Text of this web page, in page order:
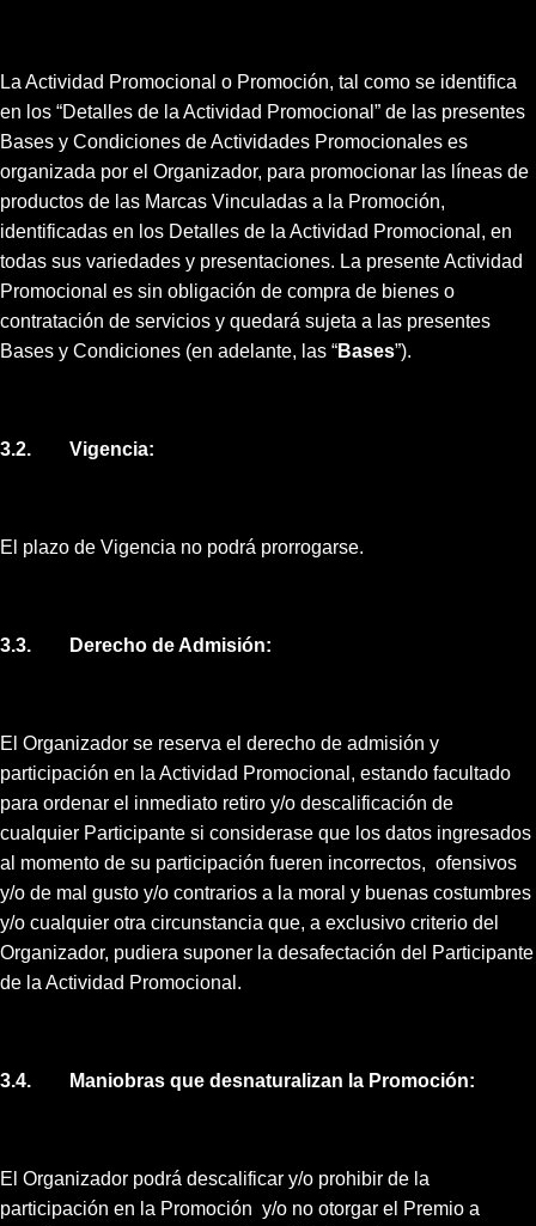
La Actividad Promocional o Promoción, tal como se identifica
en los “Detalles de la Actividad Promocional” de las presentes
Bases y Condiciones de Actividades Promocionales es
organizada por el Organizador, para promocionar las líneas de
productos de las Marcas Vinculadas a la Promoción,
identificadas en los Detalles de la Actividad Promocional, en
todas sus variedades y presentaciones. La presente Actividad
Promocional es sin obligación de compra de bienes o
contratación de servicios y quedará sujeta a las presentes
Bases y Condiciones (en adelante, las “Bases”).
3.2. Vigencia:
El plazo de Vigencia no podrá prorrogarse.
3.3. Derecho de Admisión:
El Organizador se reserva el derecho de admisión y
participación en la Actividad Promocional, estando facultado
para ordenar el inmediato retiro y/o descalificación de
cualquier Participante si considerase que los datos ingresados
al momento de su participación fueren incorrectos, ofensivos
y/o de mal gusto y/o contrarios a la moral y buenas costumbres
y/o cualquier otra circunstancia que, a exclusivo criterio del
Organizador, pudiera suponer la desafectación del Participante
de la Actividad Promocional.
3.4. Maniobras que desnaturalizan la Promoción:
El Organizador podrá descalificar y/o prohibir de la
participación en la Promoción y/o no otorgar el Premio a